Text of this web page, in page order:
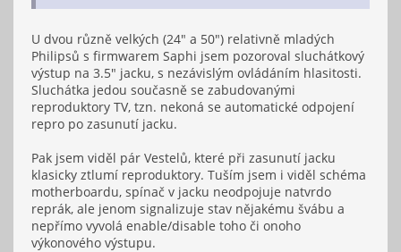
U dvou různě velkých (24" a 50") relativně mladých
Philipsů s firmwarem Saphi jsem pozoroval sluchátkový
výstup na 3.5" jacku, s nezávislým ovládáním hlasitosti.
Sluchátka jedou současně se zabudovanými
reproduktory TV, tzn. nekoná se automatické odpojení
repro po zasunutí jacku.
Pak jsem viděl pár Vestelů, které při zasunutí jacku
klasicky ztlumí reproduktory. Tuším jsem i viděl schéma
motherboardu, spínač v jacku neodpojuje natvrdo
reprák, ale jenom signalizuje stav nějakému švábu a
nepřímo vyvolá enable/disable toho či onoho
výkonového výstupu.